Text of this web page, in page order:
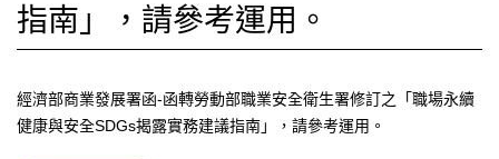
指南」，請參考運用。
經濟部商業發展署函-函轉勞動部職業安全衛生署修訂之「職場永續
健康與安全SDGs揭露實務建議指南」，請參考運用。